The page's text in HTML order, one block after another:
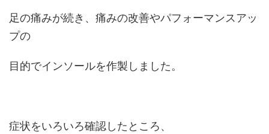
足の痛みが続き、痛みの改善やパフォーマンスアッ
プの
目的でインソールを作製しました。
症状をいろいろ確認したところ、